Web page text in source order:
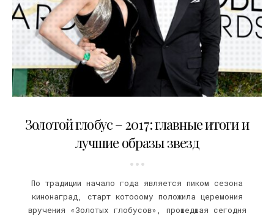
Золотой глобус – 2017: главные итоги и
лучшие образы звезд
По традиции начало года является пиком сезона
кинонаград, старт котооому положила церемония
вручения «Золотых глобусов», прошедшая сегодня